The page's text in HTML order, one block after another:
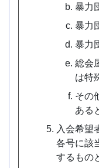
暴力
暴力
暴力
総会
は特
その
ある
入会希望
各号に該
するもの